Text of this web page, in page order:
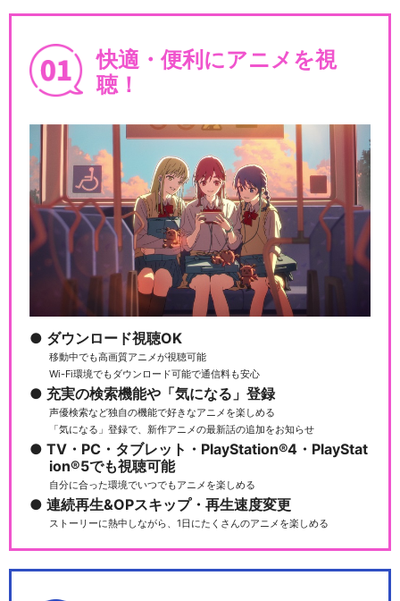
快適・便利にアニメを視
聴！
ダウンロード視聴OK
移動中でも高画質アニメが視聴可能
Wi-Fi環境でもダウンロード可能で通信料も安心
充実の検索機能や「気になる」登録
声優検索など独自の機能で好きなアニメを楽しめる
「気になる」登録で、新作アニメの最新話の追加をお知らせ
TV・PC・タブレット・PlayStation®4・PlayStat
ion®5でも視聴可能
自分に合った環境でいつでもアニメを楽しめる
連続再生&OPスキップ・再生速度変更
ストーリーに熱中しながら、1日にたくさんのアニメを楽しめる